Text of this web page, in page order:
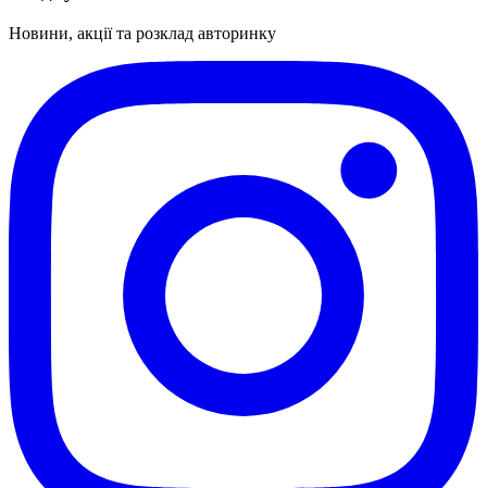
Новини, акції та розклад авторинку